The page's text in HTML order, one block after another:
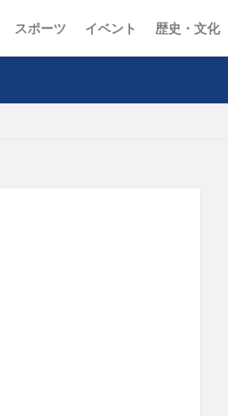
スポーツ イベント 歴史・文化